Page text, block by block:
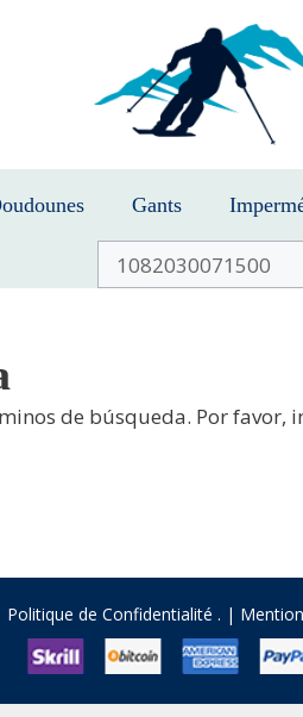
Gants
Buscar
de búsqueda. Por
Politique de Confidentialité . |